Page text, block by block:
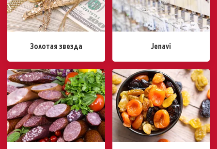
Золотая звезда Jenavi